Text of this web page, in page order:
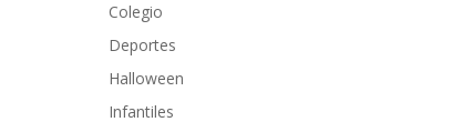
Colegio
Deportes
Halloween
Infantiles